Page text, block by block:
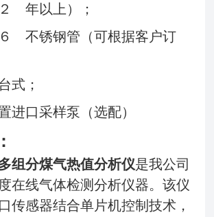
年以上）；
不锈钢管（可根据客户订
式；
进口采样泵（选配）
组分煤气热值分析仪是我公司
在线气体检测分析仪器。该仪
传感器结合单片机控制技术，